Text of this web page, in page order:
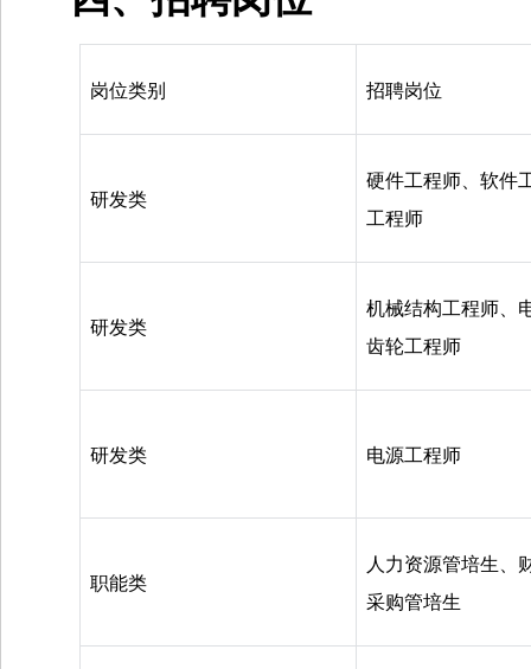
岗位类别 招聘岗位
研发类
硬件工程师、软件
工程师
研发类
机械结构工程师、
齿轮工程师
研发类 电源工程师
职能类
人力资源管培生、
采购管培生